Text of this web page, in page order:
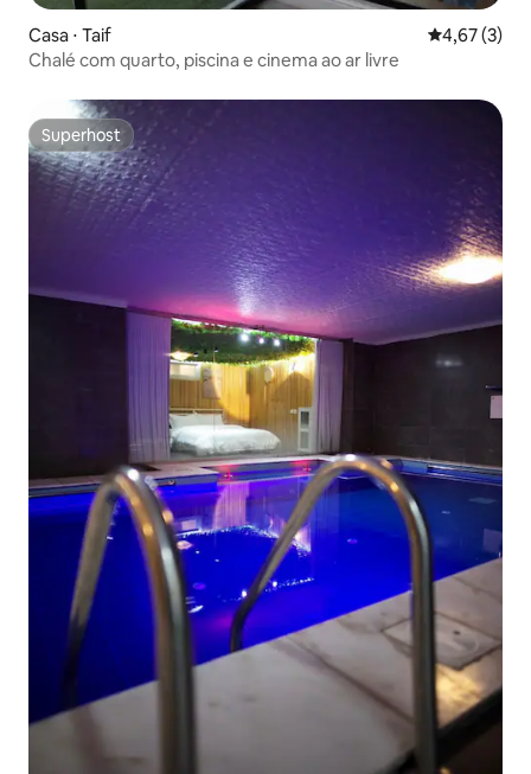
Casa ⋅ Taif 4,67 de
4,67 (3)
Chalé com quarto, piscina e cinema ao ar livre
Superhost
Superhost